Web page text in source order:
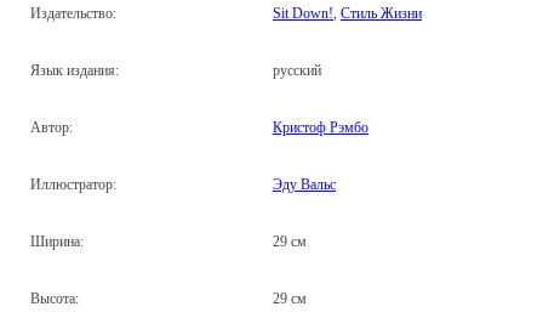
Издательство: Sit Down!, Стиль Жизни
Язык издания: русский
Автор: Кристоф Рэмбо
Иллюстратор: Эду Вальс
Ширина: 29 см
Высота: 29 см